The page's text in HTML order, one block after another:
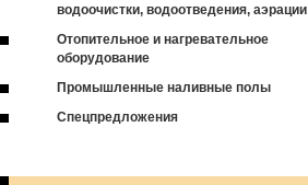
водоочистки, водоотведения, аэрации
Отопительное и нагревательное
оборудование
Промышленные наливные полы
Спецпредложения